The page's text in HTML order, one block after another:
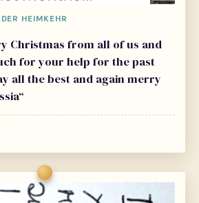
HEIMKEHR
Christmas from all of us and
for your help for the past
all the best and again merry